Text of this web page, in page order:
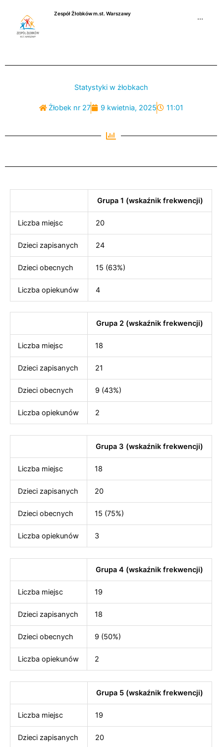
Zespół Żłobków m.st. Warszawy
···
Statystyki w żłobkach
Żłobek nr 27 9 kwietnia, 2025 11:01
Grupa 1 (wskaźnik frekwencji)
Liczba miejsc 20
Dzieci zapisanych 24
Dzieci obecnych 15 (63%)
Liczba opiekunów 4
Grupa 2 (wskaźnik frekwencji)
Liczba miejsc 18
Dzieci zapisanych 21
Dzieci obecnych 9 (43%)
Liczba opiekunów 2
Grupa 3 (wskaźnik frekwencji)
Liczba miejsc 18
Dzieci zapisanych 20
Dzieci obecnych 15 (75%)
Liczba opiekunów 3
Grupa 4 (wskaźnik frekwencji)
Liczba miejsc 19
Dzieci zapisanych 18
Dzieci obecnych 9 (50%)
Liczba opiekunów 2
Grupa 5 (wskaźnik frekwencji)
Liczba miejsc 19
Dzieci zapisanych 20